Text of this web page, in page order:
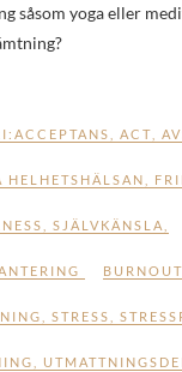
såsom yoga eller
ACCEPTANS ACT
HELHETSHÄLSAN
SJÄLVKÄNSLA
BURNOUT
STRESS